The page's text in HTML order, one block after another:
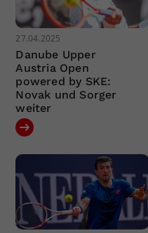
27.04.2025
Danube Upper
Austria Open
powered by SKE:
Novak und Sorger
weiter